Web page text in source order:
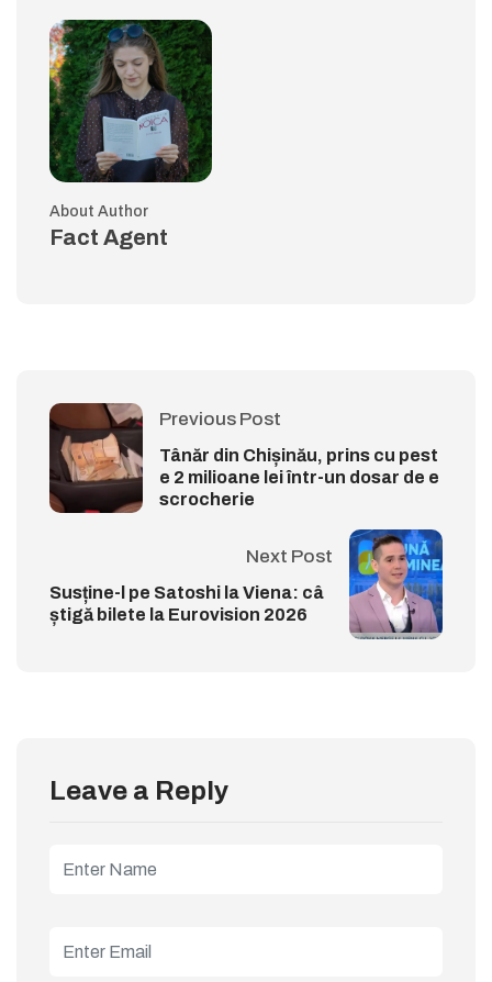
About Author
Fact Agent
Previous Post
Tânăr din Chișinău, prins cu pest
e 2 milioane lei într-un dosar de e
scrocherie
Next Post
Susține-l pe Satoshi la Viena: câ
știgă bilete la Eurovision 2026
Leave a Reply